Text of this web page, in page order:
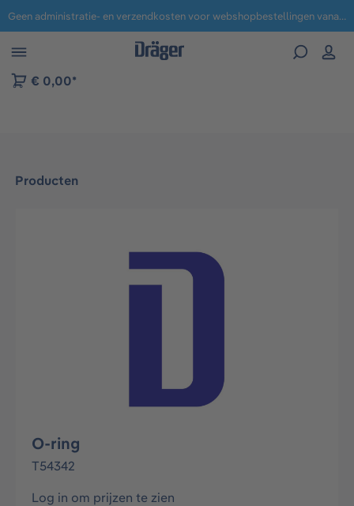
naar navigatie B2B-platform Geen administratie- en verzendkosten voor webshopbestellingen vanaf € 100,-.
€ 0,00*
Producten
Afbeeldingengalerij overslaan
O-ring
T54342
Log in om prijzen te zien